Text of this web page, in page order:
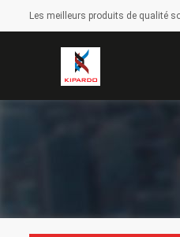
Les meilleurs produits de qualité